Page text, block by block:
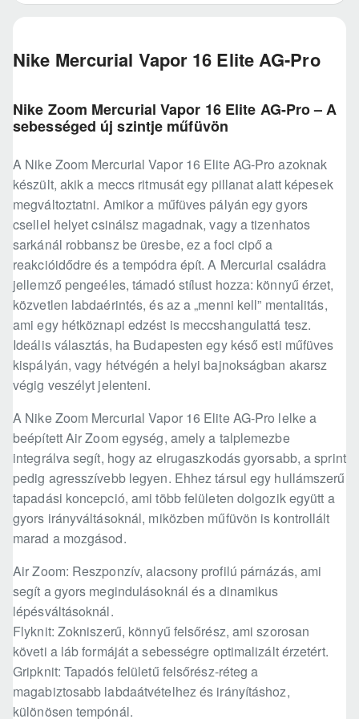
Nike Mercurial Vapor 16 Elite AG-Pro
Nike Zoom Mercurial Vapor 16 Elite AG-Pro – A
sebességed új szintje műfüvön
A Nike Zoom Mercurial Vapor 16 Elite AG-Pro azoknak
készült, akik a meccs ritmusát egy pillanat alatt képesek
megváltoztatni. Amikor a műfüves pályán egy gyors
csellel helyet csinálsz magadnak, vagy a tizenhatos
sarkánál robbansz be üresbe, ez a foci cipő a
reakcióidődre és a tempódra épít. A Mercurial családra
jellemző pengeéles, támadó stílust hozza: könnyű érzet,
közvetlen labdaérintés, és az a „menni kell” mentalitás,
ami egy hétköznapi edzést is meccshangulattá tesz.
Ideális választás, ha Budapesten egy késő esti műfüves
kispályán, vagy hétvégén a helyi bajnokságban akarsz
végig veszélyt jelenteni.
A Nike Zoom Mercurial Vapor 16 Elite AG-Pro lelke a
beépített Air Zoom egység, amely a talplemezbe
integrálva segít, hogy az elrugaszkodás gyorsabb, a sprint
pedig agresszívebb legyen. Ehhez társul egy hullámszerű
tapadási koncepció, ami több felületen dolgozik együtt a
gyors irányváltásoknál, miközben műfüvön is kontrollált
marad a mozgásod.
Air Zoom: Reszponzív, alacsony profilú párnázás, ami
segít a gyors megindulásoknál és a dinamikus
lépésváltásoknál.
Flyknit: Zokniszerű, könnyű felsőrész, ami szorosan
követi a láb formáját a sebességre optimalizált érzetért.
Gripknit: Tapadós felületű felsőrész-réteg a
magabiztosabb labdaátvételhez és irányításhoz,
különösen tempónál.